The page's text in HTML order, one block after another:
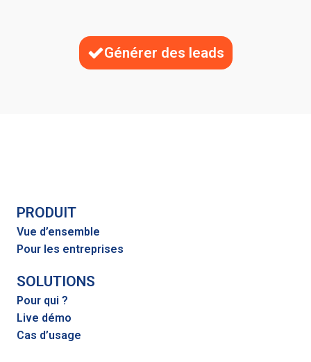
Générer des leads
PRODUIT
Vue d’ensemble
Pour les entreprises
SOLUTIONS
Pour qui ?
Live démo
Cas d’usage